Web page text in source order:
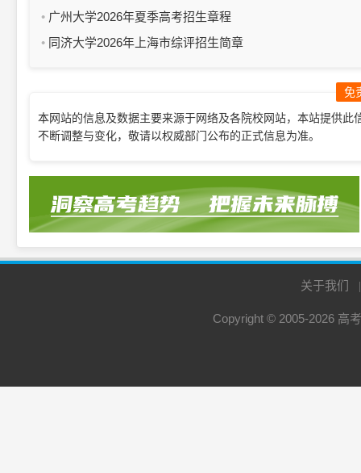
广州大学2026年夏季高考招生章程
同济大学2026年上海市综评招生简章
免
本网站的信息及数据主要来源于网络及各院校网站，本站提供
不断调整与变化，敬请以权威部门公布的正式信息为准。
关于我们
Copyright © 2005-2026 高